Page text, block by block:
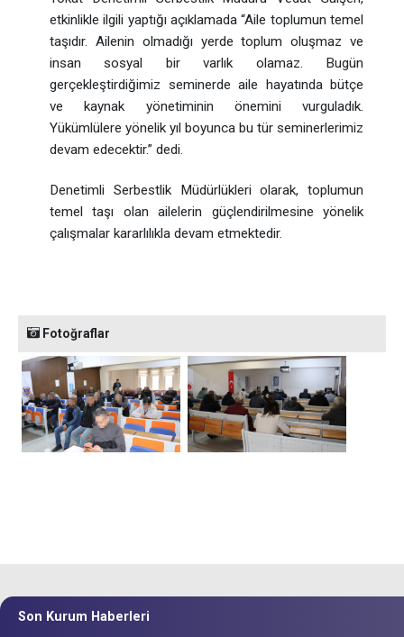
etkinlikle ilgili yaptığı açıklamada“Aile toplumun temel
taşıdır. Ailenin olmadığı yerde toplum oluşmaz ve
insan sosyal bir varlık olamaz. Bugün
gerçekleştirdiğimiz seminerde aile hayatında bütçe
ve kaynak yönetiminin önemini vurguladık.
Yükümlülere yönelik yıl boyunca bu tür seminerlerimiz
devam edecektir.” dedi.
Denetimli Serbestlik Müdürlükleri olarak, toplumun
temel taşı olan ailelerin güçlendirilmesine yönelik
çalışmalar kararlılıkla devam etmektedir.
Fotoğraflar
Son Kurum Haberleri